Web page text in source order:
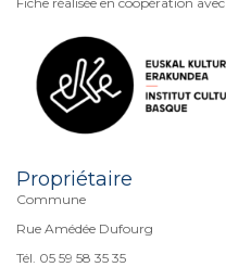
Propriétaire
Commune
Rue Amédée Dufourg
Tél. 05 59 58 35 35